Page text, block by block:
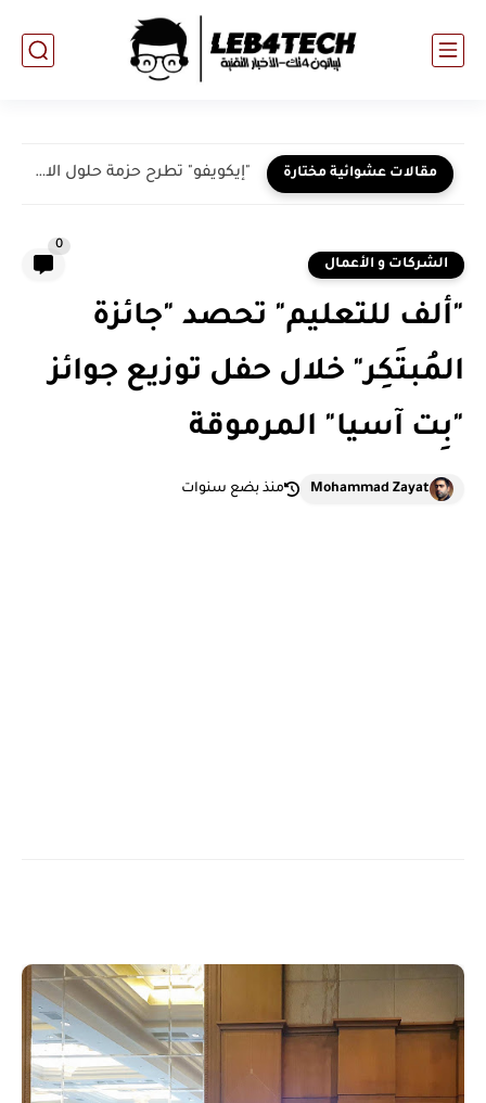
مقالات عشوائية مختارة "إيكويفو" تطرح حزمة حلول الاستشارات الاكتوارية لمكافآت نهاية الخدمة في...
الشركات و الأعمال
0
"ألف للتعليم" تحصد "جائزة
المُبتَكِر" خلال حفل توزيع جوائز
"بِت آسيا" المرموقة
Mohammad Zayat منذ بضع سنوات